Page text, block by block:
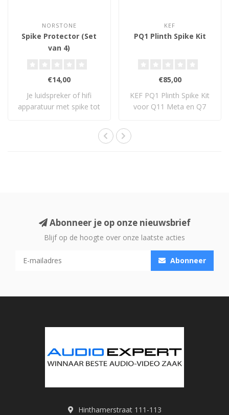
NORSTONE
Spike Protector (Set
van 4)
€14,00
Je luidspreker of hifi
apparatuur met spike tot
KEF
PQ1 Plinth Spike Kit
€85,00
KEF PQ1 Plinth Spike Kit
voor Q11 Meta en Q7
Abonneer je op onze nieuwsbrief
Blijf op de hoogte over onze laatste acties
Abonneer
Hinthamerstraat 111-113